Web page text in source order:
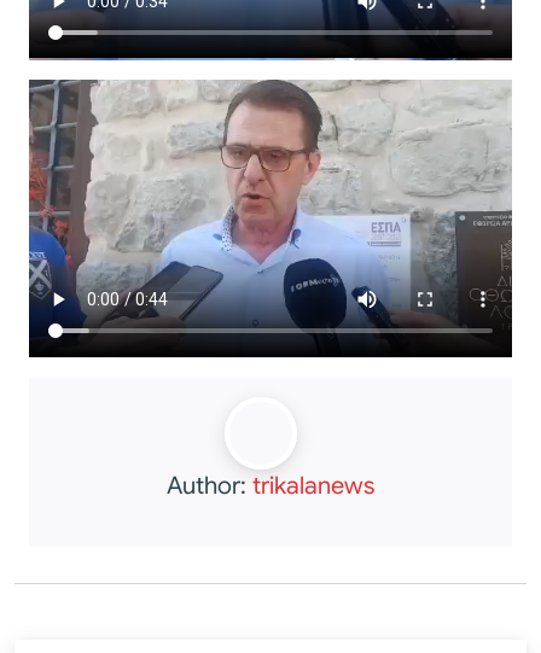
Author: trikalanews